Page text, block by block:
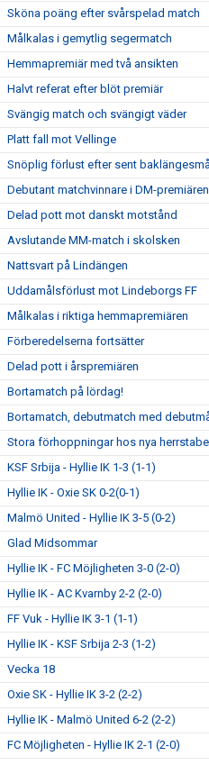
Sköna poäng efter svårspelad match
Målkalas i gemytlig segermatch
Hemmapremiär med två ansikten
Halvt referat efter blöt premiär
Svängig match och svängigt väder
Platt fall mot Vellinge
Snöplig förlust efter sent
Debutant matchvinnare i DM-premiären
Delad pott mot danskt motstånd
Avslutande MM-match i skolsken
Nattsvart på Lindängen
Uddamålsförlust mot Lindeborgs FF
Målkalas i riktiga hemmapremiären
Förberedelserna fortsätter
Delad pott i årspremiären
Bortamatch på lördag!
Bortamatch, debutmatch med
Stora förhoppningar hos nya
KSF Srbija - Hyllie IK 1-3 (1-1)
Hyllie IK - Oxie SK 0-2(0-1)
Malmö United - Hyllie IK 3-5 (0-2)
Glad Midsommar
Hyllie IK - FC Möjligheten 3-0 (2-0)
Hyllie IK - AC Kvarnby 2-2 (2-0)
FF Vuk - Hyllie IK 3-1 (1-1)
Hyllie IK - KSF Srbija 2-3 (1-2)
Vecka 18
Oxie SK - Hyllie IK 3-2 (2-2)
Hyllie IK - Malmö United 6-2 (2-2)
FC Möjligheten - Hyllie IK 2-1 (2-0)